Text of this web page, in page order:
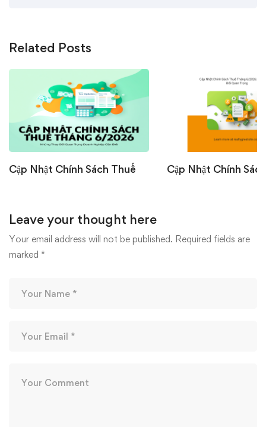
Related Posts
Cập Nhật Chính Sách Thuế
Nghiệp Cần Biết
07/07/2026
Cập Nhật Chính
22/06/2026
Leave your thought here
Your email address will not be published. Required fields are
marked *